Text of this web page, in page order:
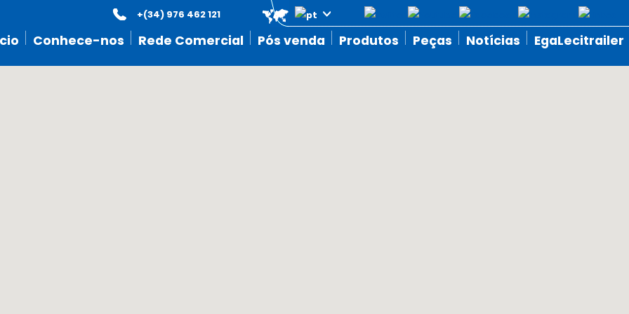
Conhece-nos Rede Comercial Pós venda Produtos Peças Notícias EgaLecitrailer
+(34) 976 462 121